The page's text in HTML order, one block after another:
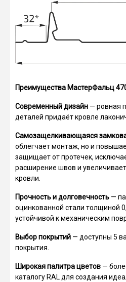
Преимущества МастерФальц
Современный дизайн — ровная
деталей придаёт кровле
Самозащелкивающаяся
облегчает монтаж, но и
защищает от протечек,
расширение швов и
кровли.
Прочность и долговечность —
оцинкованной стали толщиной
устойчивой к механическим
Выбор покрытий — доступны 5
покрытия.
Широкая палитра цветов —
каталогу RAL для создания